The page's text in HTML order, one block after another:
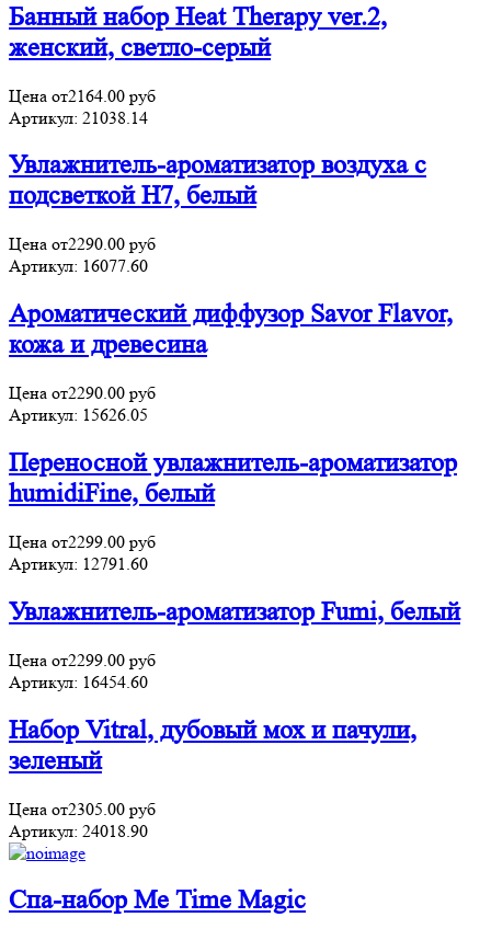
Банный набор Heat Therapy ver.2,
женский, светло-серый
Цена от2164.00 руб
Артикул: 21038.14
Увлажнитель-ароматизатор воздуха с
подсветкой H7, белый
Цена от2290.00 руб
Артикул: 16077.60
Ароматический диффузор Savor Flavor,
кожа и древесина
Цена от2290.00 руб
Артикул: 15626.05
Переносной увлажнитель-ароматизатор
humidiFine, белый
Цена от2299.00 руб
Артикул: 12791.60
Увлажнитель-ароматизатор Fumi, белый
Цена от2299.00 руб
Артикул: 16454.60
Набор Vitral, дубовый мох и пачули,
зеленый
Цена от2305.00 руб
Артикул: 24018.90
Спа-набор Me Time Magic